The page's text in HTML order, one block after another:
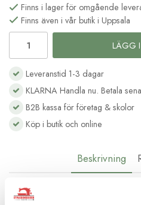
Finns i lager för omgående
Finns även i vår butik i Uppsala
LÄGG
Leveranstid 1-3 dagar
KLARNA Handla nu. Betala
B2B kassa för företag & skolor
Köp i butik och online
Beskrivning
Polyester sytråd 1000